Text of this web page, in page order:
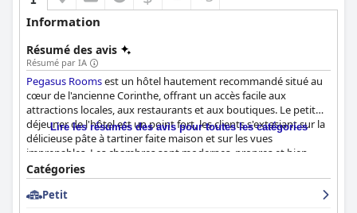
Information
Résumé des avis
Résumé par IA
Pegasus Roomsest un hôtel hautement recommandé situé au
cœur de l'ancienne Corinthe, offrant un accès facile aux
attractions locales, aux restaurants et aux boutiques. Le petit
déjeuner de l'hôtel est un point fort, les clients s'extasiant sur la
délicieuse pâte à tartiner faite maison et sur les vues
imprenables. Les chambres sont modernes, propres et bien
équipées et certains clients les décrivent comme des
appartements. La propreté de l'hôtel est impeccable, avec des
serviettes et des draps frais et une attention particulière portée
Lire les résumés des avis pour toutes les catégories
Catégories
Petit